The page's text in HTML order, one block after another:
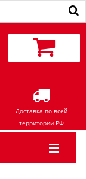
Доставка по всей
территории РФ